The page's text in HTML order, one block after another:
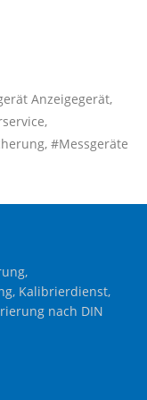
Anzeigegerät,
#Messgeräte
Kalibrierdienst,
nach DIN